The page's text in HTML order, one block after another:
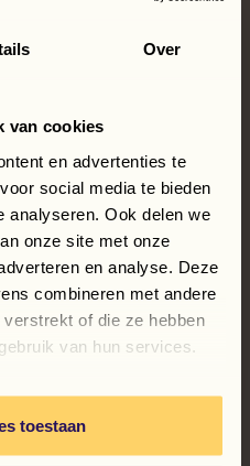
Over
van cookies
en advertenties te
social media te bieden
analyseren. Ook delen we
onze site met onze
en analyse. Deze
combineren met andere
of die ze hebben
van hun services.
toestaan
võtta, kui lähed